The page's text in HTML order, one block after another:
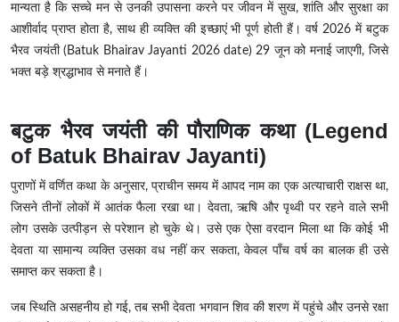
मान्यता है कि सच्चे मन से उनकी उपासना करने पर जीवन में सुख, शांति और सुरक्षा का
आशीर्वाद प्राप्त होता है, साथ ही व्यक्ति की इच्छाएं भी पूर्ण होती हैं। वर्ष 2026 में बटुक
भैरव जयंती (Batuk Bhairav Jayanti 2026 date) 29 जून को मनाई जाएगी, जिसे
भक्त बड़े श्रद्धाभाव से मनाते हैं।
बटुक भैरव जयंती की पौराणिक कथा (Legend
of Batuk Bhairav Jayanti)
पुराणों में वर्णित कथा के अनुसार, प्राचीन समय में आपद नाम का एक अत्याचारी राक्षस था,
जिसने तीनों लोकों में आतंक फैला रखा था। देवता, ऋषि और पृथ्वी पर रहने वाले सभी
लोग उसके उत्पीड़न से परेशान हो चुके थे। उसे एक ऐसा वरदान मिला था कि कोई भी
देवता या सामान्य व्यक्ति उसका वध नहीं कर सकता, केवल पाँच वर्ष का बालक ही उसे
समाप्त कर सकता है।
जब स्थिति असहनीय हो गई, तब सभी देवता भगवान शिव की शरण में पहुंचे और उनसे रक्षा